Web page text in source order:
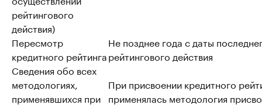
рейтингового
действия)
Пересмотр
кредитного рейтинга
Не позднее года с даты
рейтингового действия
Сведения обо всех
методологиях,
применявшихся при
При присвоении кредитного
применялась методология